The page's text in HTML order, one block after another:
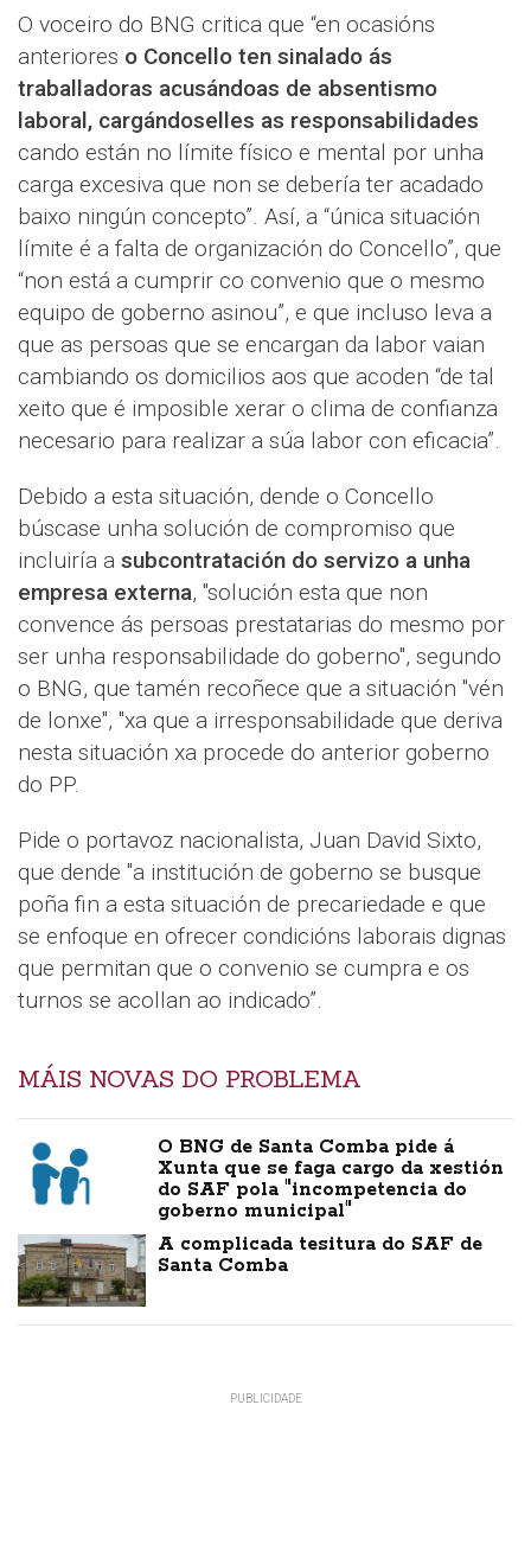
O voceiro do BNG critica que “en ocasións
anteriores o Concello ten sinalado ás
traballadoras acusándoas de absentismo
laboral, cargándoselles as responsabilidades
cando están no límite físico e mental por unha
carga excesiva que non se debería ter acadado
baixo ningún concepto”. Así, a “única situación
límite é a falta de organización do Concello”, que
“non está a cumprir co convenio que o mesmo
equipo de goberno asinou”, e que incluso leva a
que as persoas que se encargan da labor vaian
cambiando os domicilios aos que acoden “de tal
xeito que é imposible xerar o clima de confianza
necesario para realizar a súa labor con eficacia”.
Debido a esta situación, dende o Concello
búscase unha solución de compromiso que
incluiría a subcontratación do servizo a unha
empresa externa, "solución esta que non
convence ás persoas prestatarias do mesmo por
ser unha responsabilidade do goberno", segundo
o BNG, que tamén recoñece que a situación "vén
de lonxe", "xa que a irresponsabilidade que deriva
nesta situación xa procede do anterior goberno
do PP.
Pide o portavoz nacionalista, Juan David Sixto,
que dende "a institución de goberno se busque
poña fin a esta situación de precariedade e que
se enfoque en ofrecer condicións laborais dignas
que permitan que o convenio se cumpra e os
turnos se acollan ao indicado”.
MÁIS NOVAS DO PROBLEMA
O BNG de Santa Comba pide á
Xunta que se faga cargo da xestión
do SAF pola "incompetencia do
goberno municipal"
A complicada tesitura do SAF de
Santa Comba